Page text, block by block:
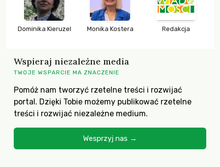
Dominika Kieruzel Monika Kostera Redakcja
Wspieraj niezależne media
TWOJE WSPARCIE MA ZNACZENIE
Pomóż nam tworzyć rzetelne treści i rozwijać
portal. Dzięki Tobie możemy publikować rzetelne
treści i rozwijać niezależne medium.
Wesprzyj nas →